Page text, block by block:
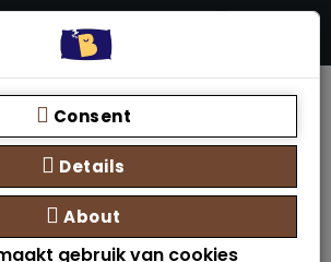
Zoeken
combi aanbieding
Consent
Details
About
gebruik van cookies